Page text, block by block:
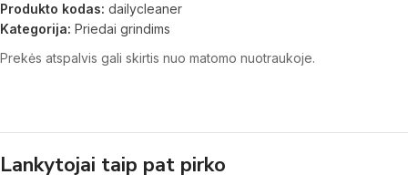
Produkto kodas: dailycleaner
Kategorija: Priedai grindims
Prekės atspalvis gali skirtis nuo matomo nuotraukoje.
Lankytojai taip pat pirko